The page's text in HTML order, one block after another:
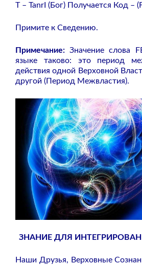
T – TanrI (Бог) Получается Код –
Примите к Сведению.
Примечание: Значение слова
языке таково: это период
действия одной Верховной
другой (Период Межвластия).
ЗНАНИЕ ДЛЯ
Наши Друзья, Верховные